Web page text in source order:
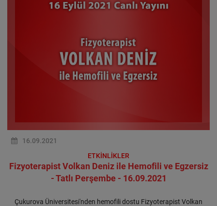
16.09.2021
ETKİNLİKLER
Fizyoterapist Volkan Deniz ile Hemofili ve Egzersiz
- Tatlı Perşembe - 16.09.2021
Çukurova Üniversitesi'nden hemofili dostu Fizyoterapist Volkan